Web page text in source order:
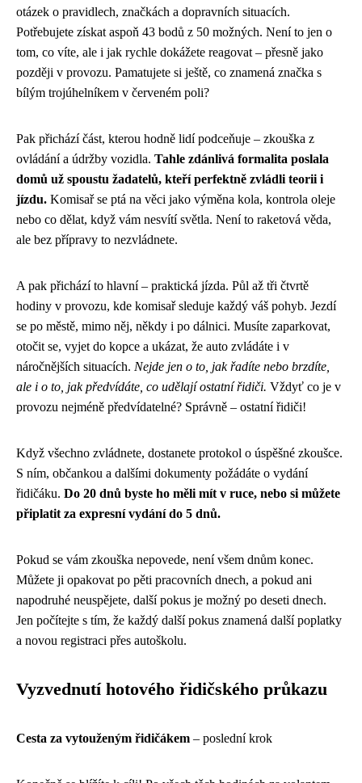
otázek o pravidlech, značkách a dopravních situacích.
Potřebujete získat aspoň 43 bodů z 50 možných. Není to jen o
tom, co víte, ale i jak rychle dokážete reagovat – přesně jako
později v provozu. Pamatujete si ještě, co znamená značka s
bílým trojúhelníkem v červeném poli?
Pak přichází část, kterou hodně lidí podceňuje – zkouška z
ovládání a údržby vozidla. Tahle zdánlivá formalita poslala
domů už spoustu žadatelů, kteří perfektně zvládli teorii i
jízdu. Komisař se ptá na věci jako výměna kola, kontrola oleje
nebo co dělat, když vám nesvítí světla. Není to raketová věda,
ale bez přípravy to nezvládnete.
A pak přichází to hlavní – praktická jízda. Půl až tři čtvrtě
hodiny v provozu, kde komisař sleduje každý váš pohyb. Jezdí
se po městě, mimo něj, někdy i po dálnici. Musíte zaparkovat,
otočit se, vyjet do kopce a ukázat, že auto zvládáte i v
náročnějších situacích. Nejde jen o to, jak řadíte nebo brzdíte,
ale i o to, jak předvídáte, co udělají ostatní řidiči. Vždyť co je v
provozu nejméně předvídatelné? Správně – ostatní řidiči!
Když všechno zvládnete, dostanete protokol o úspěšné zkoušce.
S ním, občankou a dalšími dokumenty požádáte o vydání
řidičáku. Do 20 dnů byste ho měli mít v ruce, nebo si můžete
připlatit za expresní vydání do 5 dnů.
Pokud se vám zkouška nepovede, není všem dnům konec.
Můžete ji opakovat po pěti pracovních dnech, a pokud ani
napodruhé neuspějete, další pokus je možný po deseti dnech.
Jen počítejte s tím, že každý další pokus znamená další poplatky
a novou registraci přes autoškolu.
Vyzvednutí hotového řidičského průkazu
Cesta za vytouženým řidičákem – poslední krok